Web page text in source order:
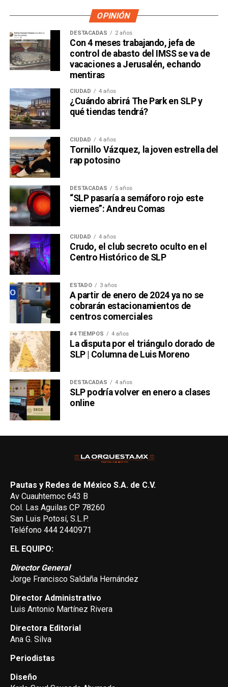
OPINIÓN
DESTACADAS 2 años
Con 4 meses trabajando, jefa de
control de abasto del IMSS se va de
vacaciones a Jerusalén, echando
mentiras
CIUDAD 4 años
¿Cuándo abrirá The Park en SLP y
qué tiendas tendrá?
CIUDAD 4 años
Tornillo Vázquez, la joven estrella del
rap potosino
DESTACADAS 5 años
“SLP pasaría a semáforo rojo este
viernes”: Andreu Comas
CIUDAD 4 años
Crudo, el club secreto oculto en el
Centro Histórico de SLP
ESTADO 3 años
A partir de enero de 2024 ya no se
cobrarán estacionamientos de
centros comerciales
#4 TIEMPOS 4 años
La disputa por el triángulo dorado de
SLP | Columna de Luis Moreno
DESTACADAS 4 años
SLP podría volver en enero a clases
online
Pautas y Redes de México S.A. de C.V.
Av Cuauhtemoc 643 B
Col. Las Aguilas CP 78260
San Luis Potosí, S.L.P.
Teléfono 444 2440971
EL EQUIPO:
Director General
Jorge Francisco Saldaña Hernández
Director Administrativo
Luis Antonio Martínez Rivera
Directora Editorial
Ana G. Silva
Periodistas
Diseño